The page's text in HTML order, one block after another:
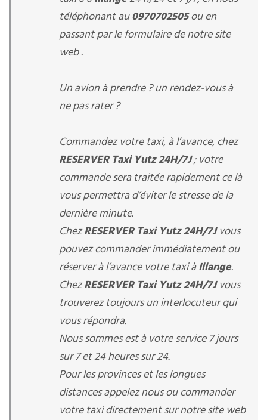
téléphonant au0970702505ou en
passant par le formulaire de notre site
web .
Un avion à prendre ? un rendez-vous à
ne pas rater ?
Commandez votre taxi, à l’avance, chez
RESERVER Taxi Yutz 24H/7J; votre
commande sera traitée rapidement ce là
vous permettra d’éviter le stresse de la
dernière minute.
ChezRESERVER Taxi Yutz 24H/7Jvous
pouvez commander immédiatement ou
réserver à l’avance votre taxi àIllange.
ChezRESERVER Taxi Yutz 24H/7Jvous
trouverez toujours un interlocuteur qui
vous répondra.
Nous sommes est à votre service 7 jours
sur 7 et 24 heures sur 24.
Pour les provinces et les longues
distances appelez nous ou commander
votre taxi directement sur notre site web